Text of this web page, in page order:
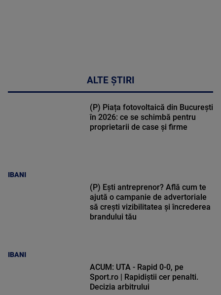
ALTE ȘTIRI
IBANI
(P) Piața fotovoltaică din București
în 2026: ce se schimbă pentru
proprietarii de case și firme
IBANI
(P) Ești antreprenor? Află cum te
ajută o campanie de advertoriale
să crești vizibilitatea și încrederea
brandului tău
ACUM: UTA - Rapid 0-0, pe
Sport.ro | Rapidiștii cer penalti.
Decizia arbitrului